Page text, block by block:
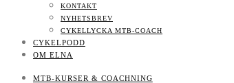
KONTAKT
NYHETSBREV
CYKELLYCKA MTB-COACH
CYKELPODD
OM ELNA
MTB-KURSER & COACHNING